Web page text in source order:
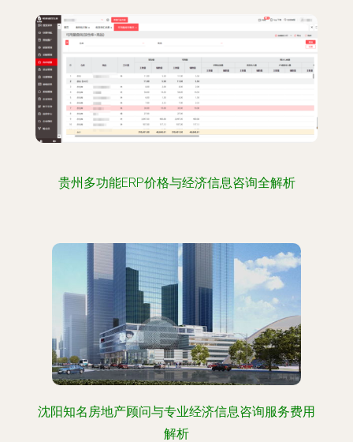
贵州多功能ERP价格与经济信息咨询全解析
沈阳知名房地产顾问与专业经济信息咨询服务费用
解析